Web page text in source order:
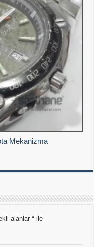
Mekanizma
alanlar* ile